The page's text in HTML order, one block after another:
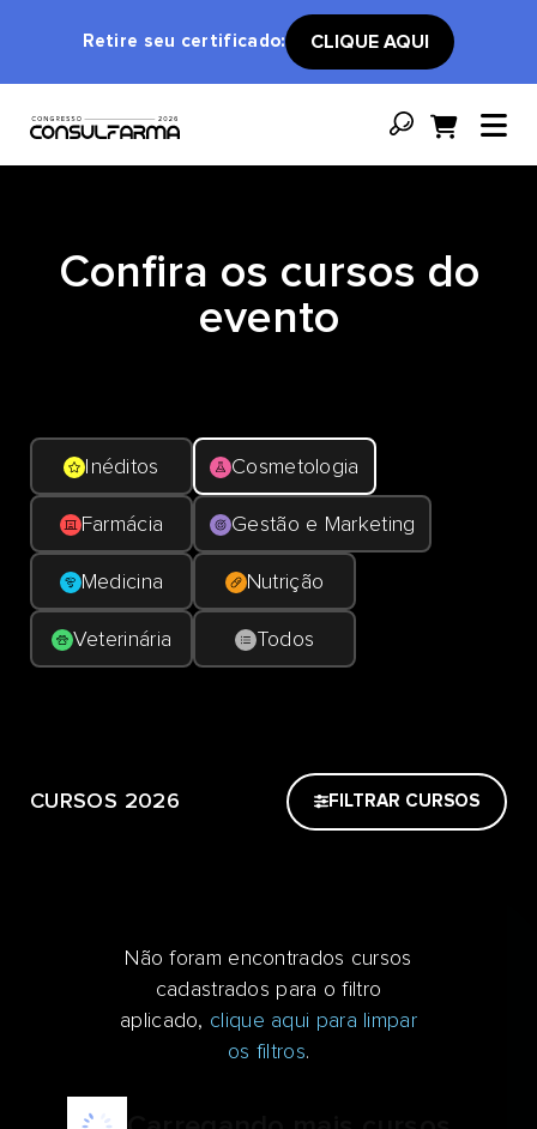
Retire seu certificado: CLIQUE AQUI
Confira os cursos do
evento
Inéditos Cosmetologia
Farmácia Gestão e Marketing
Medicina Nutrição
Veterinária Todos
CURSOS 2026 FILTRAR CURSOS
Não foram encontrados cursos
cadastrados para o filtro
aplicado, clique aqui para limpar
os filtros.